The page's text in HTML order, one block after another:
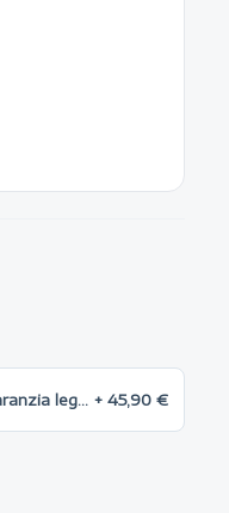
Estensione di 3 anni oltre la garanzia legale max 500 € + 45,90 €